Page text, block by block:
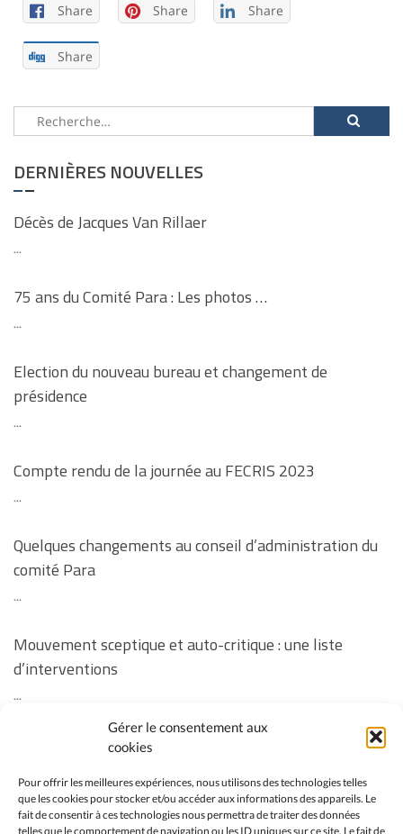
Gérer le consentement aux
cookies
Pour offrir les meilleures expériences, nous utilisons des technologies telles
que les cookies pour stocker et/ou accéder aux informations des appareils. Le
fait de consentir à ces technologies nous permettra de traiter des données
telles que le comportement de navigation ou les ID uniques sur ce site. Le fait de
Share Share Share
Share
Rechercher :
DERNIÈRES NOUVELLES
Décès de Jacques Van Rillaer
...
75 ans du Comité Para : Les photos …
...
Election du nouveau bureau et changement de
présidence
...
Compte rendu de la journée au FECRIS 2023
...
Quelques changements au conseil d’administration du
comité Para
...
Mouvement sceptique et auto-critique : une liste
d’interventions
...
Revoir la soirée « Vos questions sur la vaccination des
certaines questions
...